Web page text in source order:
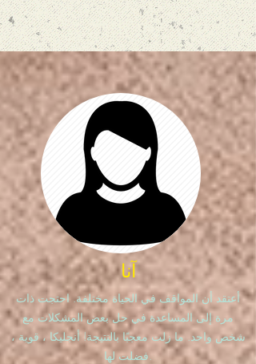
آنا
أعتقد أن المواقف في الحياة مختلفة. احتجت ذات
مرة إلى المساعدة في حل بعض المشكلات مع
شخص واحد. ما زلت معجبًا بالنتيجة! أنجليكا ، قوية ،
فضلت لها.